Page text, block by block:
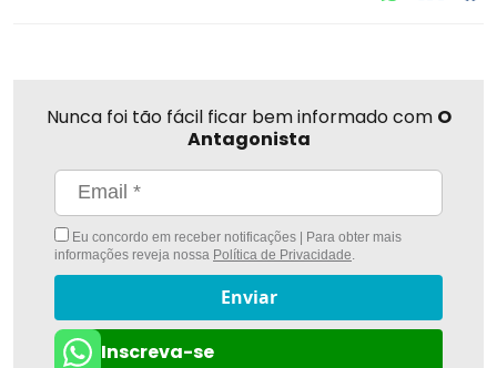
Nunca foi tão fácil ficar bem informado com O
Antagonista
Eu concordo em receber notificações | Para obter mais
informações reveja nossa Política de Privacidade.
Enviar
Inscreva-se